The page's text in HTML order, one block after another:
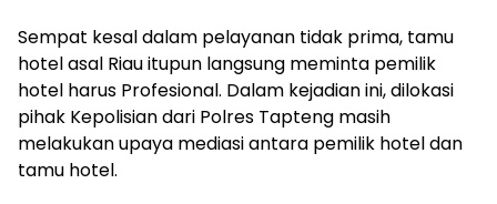
Sempat kesal dalam pelayanan tidak prima, tamu
hotel asal Riau itupun langsung meminta pemilik
hotel harus Profesional. Dalam kejadian ini, dilokasi
pihak Kepolisian dari Polres Tapteng masih
melakukan upaya mediasi antara pemilik hotel dan
tamu hotel.